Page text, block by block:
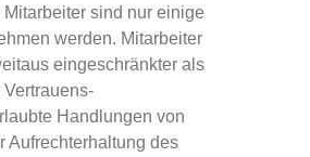
sind nur einige
werden. Mitarbeiter
eingeschränkter als
Vertrauens­
Handlungen von
Aufrechterhaltung des